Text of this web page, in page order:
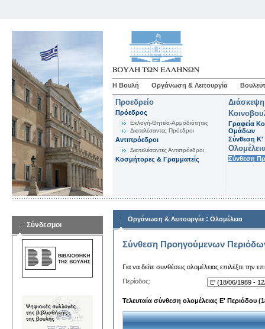
Η Βουλή Οργάνωση & Λειτουργία
Προεδρείο
Πρόεδρος
Εκλογή-Θητεία-Αρμοδιότητες
Διατελέσαντες Πρόεδροι
Αντιπρόεδροι
Διατελέσαντες Αντιπρόεδροι
Κοσμήτορες & Γραμματείς
Γραφεία
Ομάδων
Σύνθεση K'
Σύνθεση
Σύνδεσμοι
Οργάνωση & Λειτουργία : Ολομέλεια
Σύνθεση Προηγούμενων
Για να δείτε συνθέσεις ολομέλειας επιλέξτε την
Περίοδος:
Τελευταία σύνθεση ολομέλειας Ε' Περιόδου